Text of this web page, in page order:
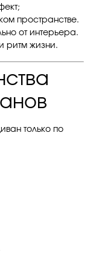
пространстве.
от интерьера.
ритм жизни.
только по